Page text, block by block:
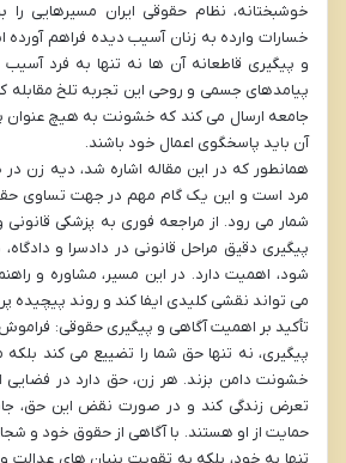
خوشبختانه، نظام حقوقی ایران مسیرهایی را
خسارات وارده به زنان آسیب دیده فراهم
و پیگیری قاطعانه آن ها نه تنها به فرد
پیامدهای جسمی و روحی این تجربه تلخ مقابله
جامعه ارسال می کند که خشونت به هیچ عنوان
آن باید پاسخگوی اعمال خود باشند.
همانطور که در این مقاله اشاره شد، دیه زن در
مرد است و این یک گام مهم در جهت تساوی
شمار می رود. از مراجعه فوری به پزشکی قانونی
پیگیری دقیق مراحل قانونی در دادسرا و
شود، اهمیت دارد. در این مسیر، مشاوره و
می تواند نقشی کلیدی ایفا کند و روند پیچیده
تأکید بر اهمیت آگاهی و پیگیری حقوقی:
پیگیری، نه تنها حق شما را تضییع می کند بلکه
خشونت دامن بزند. هر زن، حق دارد در فضایی
تعرض زندگی کند و در صورت نقض این حق،
حمایت از او هستند. با آگاهی از حقوق خود و